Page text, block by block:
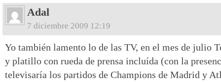
Adal
7 diciembre 2009 12:19
Yo también lamento lo de las TV, en el mes de julio
y platillo con rueda de prensa incluída (con la
televisaría los partidos de Champions de Madrid y